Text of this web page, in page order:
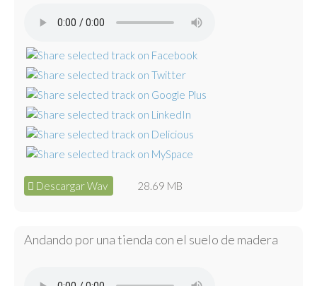
Descargar Wav 28.69 MB
Andando por una tienda con el suelo de madera